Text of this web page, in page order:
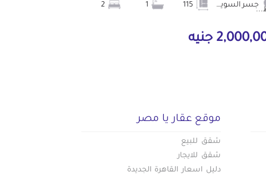
جسر السويس
جنيه
موقع عقار يا مصر
شقق للبيع
شقق للايجار
دليل اسعار القاهرة الجديدة